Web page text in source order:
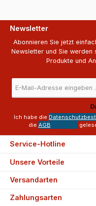
Newsletter
Abonnieren Sie jetzt
Newsletter und Sie werden
Produkte und
*
Ich habe die
die AGB
Service-Hotline
Unsere Vorteile
Versandarten
Zahlungsarten